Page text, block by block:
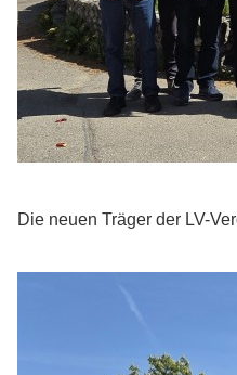
Die neuen Träger der LV-